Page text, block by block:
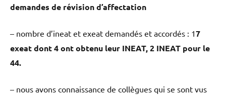
demandes de révision d’affectation
– nombre d’ineat et exeat demandés et accordés : 17
exeat dont 4 ont obtenu leur INEAT, 2 INEAT pour le
44.
– nous avons connaissance de collègues qui se sont vus